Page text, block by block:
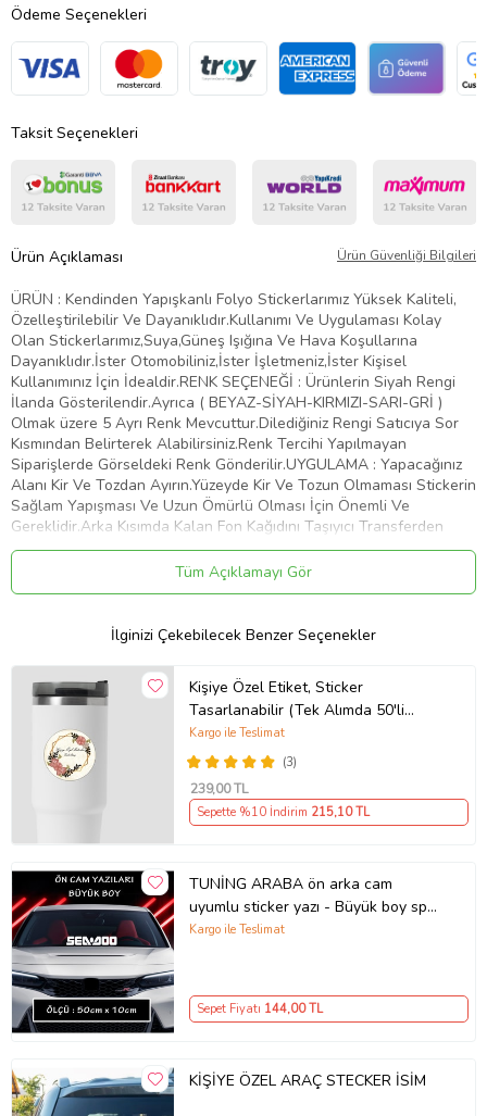
Ödeme Seçenekleri
Taksit Seçenekleri
Ürün Açıklaması Ürün Güvenliği Bilgileri
ÜRÜN : Kendinden Yapışkanlı Folyo Stickerlarımız Yüksek Kaliteli,
Özelleştirilebilir Ve Dayanıklıdır.Kullanımı Ve Uygulaması Kolay
Olan Stickerlarımız,Suya,Güneş Işığına Ve Hava Koşullarına
Dayanıklıdır.İster Otomobiliniz,İster İşletmeniz,İster Kişisel
Kullanımınız İçin İdealdir.RENK SEÇENEĞİ : Ürünlerin Siyah Rengi
İlanda Gösterilendir.Ayrıca ( BEYAZ-SİYAH-KIRMIZI-SARI-GRİ )
Olmak üzere 5 Ayrı Renk Mevcuttur.Dilediğiniz Rengi Satıcıya Sor
Kısmından Belirterek Alabilirsiniz.Renk Tercihi Yapılmayan
Siparişlerde Görseldeki Renk Gönderilir.UYGULAMA : Yapacağınız
Alanı Kir Ve Tozdan Ayırın.Yüzeyde Kir Ve Tozun Olmaması Stickerin
Sağlam Yapışması Ve Uzun Ömürlü Olması İçin Önemli Ve
Gereklidir.Arka Kısımda Kalan Fon Kağıdını Taşıyıcı Transferden
Dikkatlice Ayırın.Bu İşlemi Yaparken Stickerin Tüm Parçalarının
Taşıyıcıya Geçtiğinden Emin Olun.Taşıyıcı Transferi Belirlemiş
Olduğunuz Yüzeye Üstten Başlayarak Plastik Bir Kart İle Bastırıp
Transferin Üzerinden Desene Baskı Yaparak Stickerin Düzeye
Yapıştırdığınız Alandan Yavaşça Ve Dikkatlice Sıyırın.Transferi
Çekerken Parçaların Taşıyıcıdan Ayrılıp Belirlemiş Olduğunuz Alana
Yapıştığından Emin Olun.Artık Stickeriniz Kullanıma Hazır. Tebrikler
Ürün Kodu:kcm32493609
Tüm Açıklamayı Gör
İlginizi Çekebilecek Benzer Seçenekler
Kişiye Özel Etiket, Sticker
Tasarlanabilir (Tek Alımda 50'li
Gönderim Yapılmaktadır)
(3)
Kargo ile Teslimat
239,00 TL
Sepette %10 İndirim 215,10 TL
TUNİNG ARABA ön arka cam
uyumlu sticker yazı - Büyük boy spor
tuning modifiye etiket
Kargo ile Teslimat
Sepet Fiyatı 144,00 TL
KİŞİYE ÖZEL ARAÇ STECKER İSİM